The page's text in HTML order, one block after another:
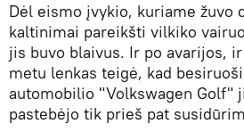
Dėl eismo įvykio, kuriame žuvo
kaltinimai pareikšti vilkiko
jis buvo blaivus. Ir po avarijos,
metu lenkas teigė, kad
automobilio "Volkswagen Golf"
pastebėjo tik prieš pat